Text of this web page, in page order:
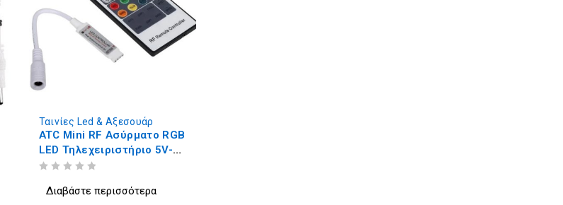
Ταινίες Led & Αξεσουάρ
ATC Mini RF Ασύρματο RGB
LED Τηλεχειριστήριο 5V-
24V 12A
Διαβάστε περισσότερα